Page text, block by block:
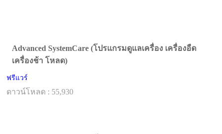
Advanced SystemCare (โปรแกรมดูแลเครื่อง เครื่องอืด
เครื่องช้า โหลด)
ฟรีแวร์
ดาวน์โหลด : 55,930